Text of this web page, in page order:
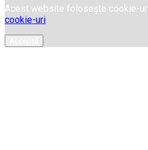
Acest website folosește cookie-
cookie-uri